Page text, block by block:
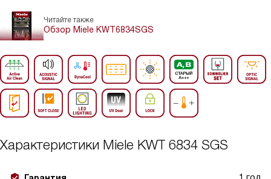
Читайте также
Обзор Miele KWT6834SGS
Характеристики Miele KWT 6834 SGS